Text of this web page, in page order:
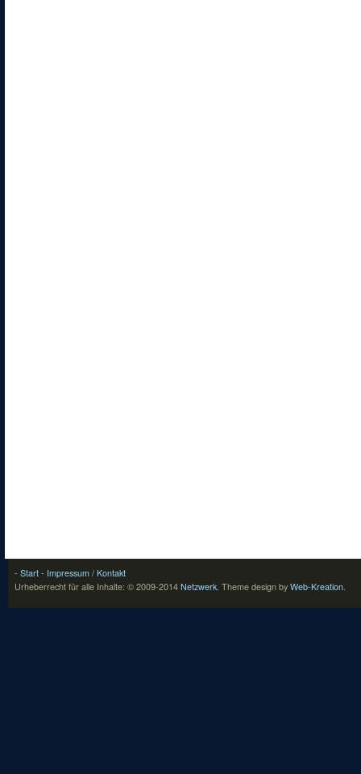
- Start - Impressum / Kontakt
Urheberrecht für alle Inhalte: © 2009-2014 Netzwerk. Theme design by Web-Kreation.